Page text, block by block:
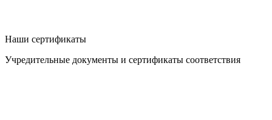
Наши сертификаты
Учредительные документы и сертификаты соответствия